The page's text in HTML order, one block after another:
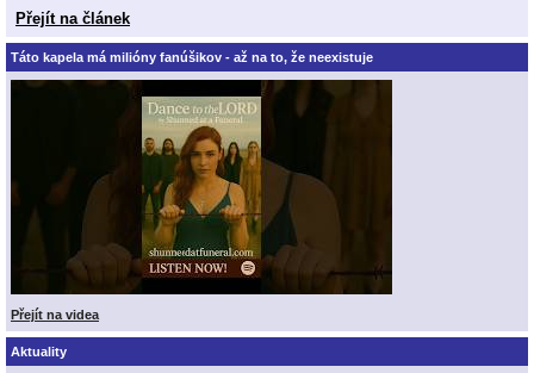
Přejít na článek
Táto kapela má milióny fanúšikov - až na to, že neexistuje
Přejít na videa
Aktuality